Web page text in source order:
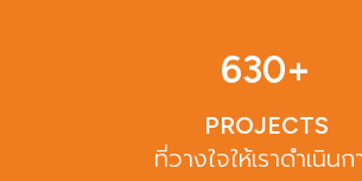
630+
PROJECTS
ที่วางใจให้เราดำเนินก